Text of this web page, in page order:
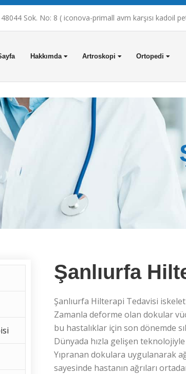
Sok. No: 8 ( iconova-primall avm karşısı kadoil
Hakkımda Artroskopi Ortopedi
Şanlıurfa
Şanlıurfa Hilterapi Tedavisi iskelet
Zamanla deforme olan dokular
bu hastalıklar için son dönemde
Dünyada hızla gelişen
Yıpranan dokulara uygulanarak
sayesinde hastanın ağrıları